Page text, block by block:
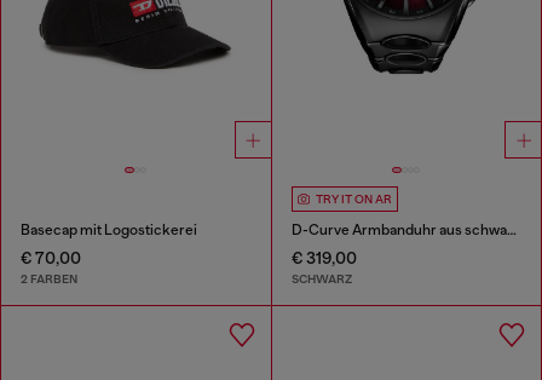
Basecap mit Logostickerei
€ 70,00
2 FARBEN
TRY IT ON AR
D-Curve Armbanduhr aus schwarzem Edelstahl
€ 319,00
SCHWARZ